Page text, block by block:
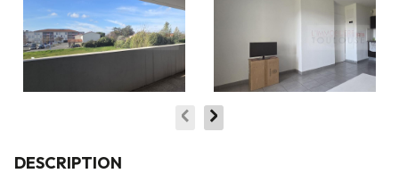
DESCRIPTION